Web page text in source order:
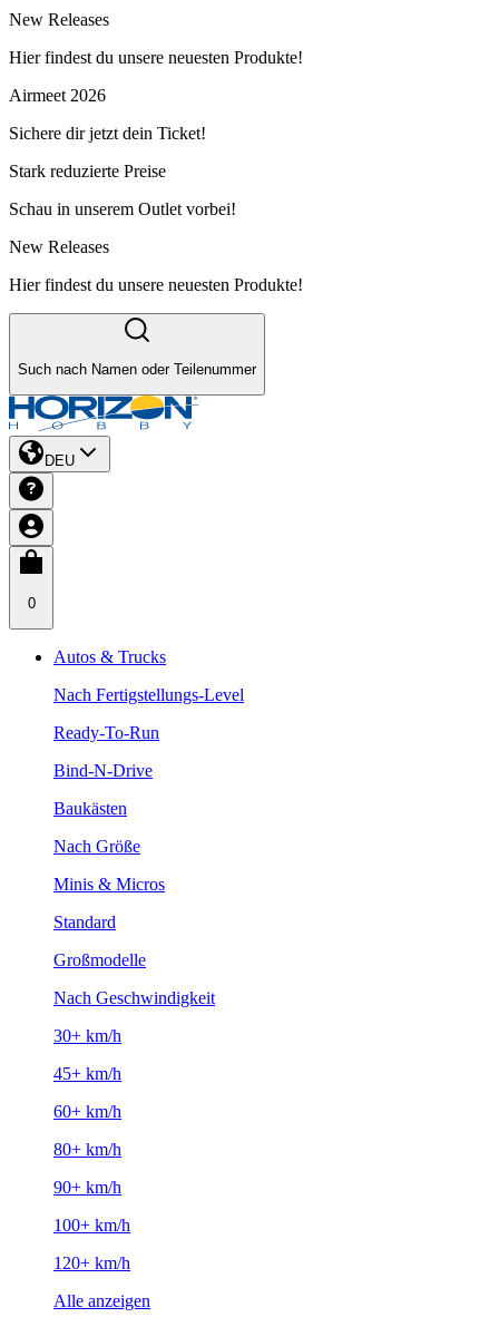
New Releases
Hier findest du unsere neuesten Produkte!
Airmeet 2026
Sichere dir jetzt dein Ticket!
Stark reduzierte Preise
Schau in unserem Outlet vorbei!
New Releases
Hier findest du unsere neuesten Produkte!
Such nach Namen oder Teilenummer
DEU
0
Autos & Trucks
Nach Fertigstellungs-Level
Ready-To-Run
Bind-N-Drive
Baukästen
Nach Größe
Minis & Micros
Standard
Großmodelle
Nach Geschwindigkeit
30+ km/h
45+ km/h
60+ km/h
80+ km/h
90+ km/h
100+ km/h
120+ km/h
Alle anzeigen